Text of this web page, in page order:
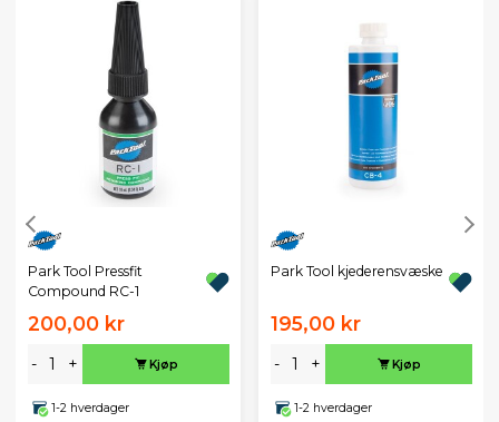
Park Tool Pressfit
Compound RC-1
200,00 kr
- + Kjøp
1-2 hverdager
Park Tool kjederensvæske
195,00 kr
- + Kjøp
1-2 hverdager